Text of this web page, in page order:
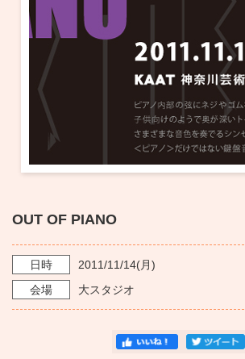
・ 館内サービス・アクセシビリティ
・ フロアマップ
・ レストラン/カフェ
・ 交通案内
・ よくある質問
施設を借りる
KAATについて
・ ミッション
・ 芸術監督
・ フロアマップ
・ レストラン/カフェ
KAAT 神奈川芸術劇場
OUT OF PIANO
日時 2011/11/14(月)
会場
大スタジオ